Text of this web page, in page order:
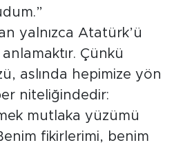
yalnızca Atatürk’ü
Çünkü
aslında hepimize yön
niteliğindedir:
mutlaka yüzümü
fikirlerimi, benim